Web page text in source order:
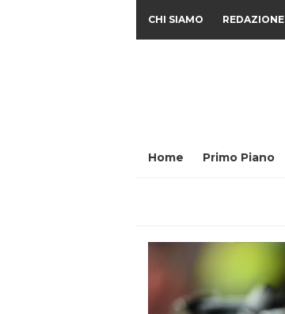
CHI SIAMO REDAZIONE
Home Primo Piano